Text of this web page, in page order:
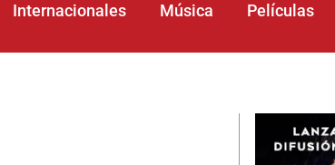
Internacionales Música Películas